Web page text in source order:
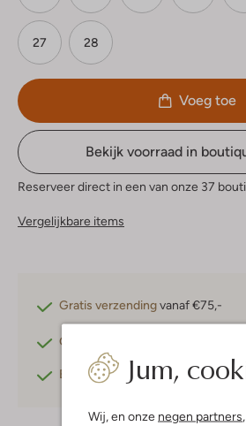
Jum,
Wij, en onze negen partners
27 28
Voeg toe
Bekijk voorraad in
Reserveer direct in een van onze 37
Vergelijkbare items
Gratis verzendingvanaf €75,-
Gratis retourneren
Betaal achterafmet Klarna